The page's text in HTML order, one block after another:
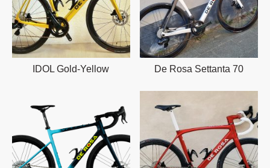
IDOL Gold-Yellow De Rosa Settanta 70